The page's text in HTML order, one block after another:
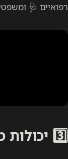
רפואיים 🩺
3️⃣ יכולות מרכזיות של מודל LoRA